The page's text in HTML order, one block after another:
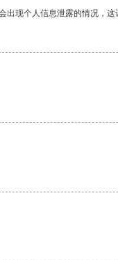
现个人信息泄露的情况，这